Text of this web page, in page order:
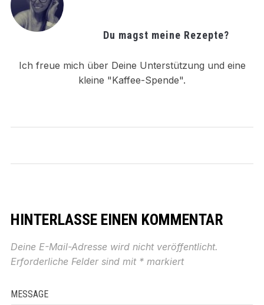
Du magst meine Rezepte?
Ich freue mich über Deine Unterstützung und eine
kleine "Kaffee-Spende".
HINTERLASSE EINEN KOMMENTAR
Deine E-Mail-Adresse wird nicht veröffentlicht.
Erforderliche Felder sind mit *markiert
MESSAGE